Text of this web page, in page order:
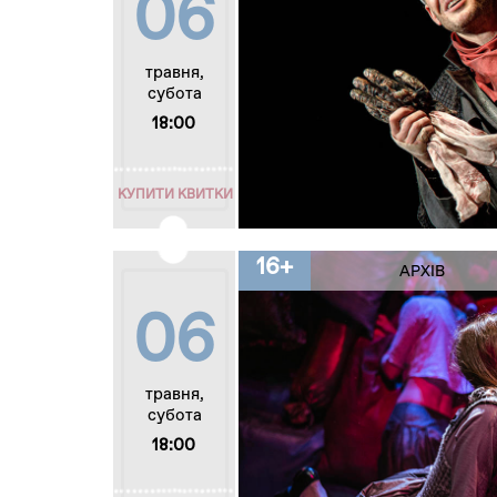
06
травня,
субота
18:00
КУПИТИ КВИТКИ
06
травня,
субота
18:00
16+ АРХІВ